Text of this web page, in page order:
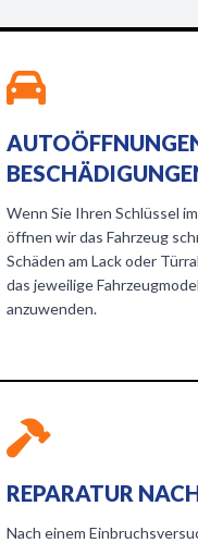
Wenn Sie Ihren Schlüssel
öffnen wir das Fahrzeug
Schäden am Lack oder
das jeweilige
anzuwenden.
REPARATUR
Nach einem